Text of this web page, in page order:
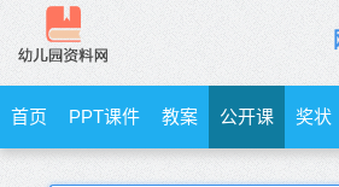
首页 PPT课件 教案 公开课 奖状